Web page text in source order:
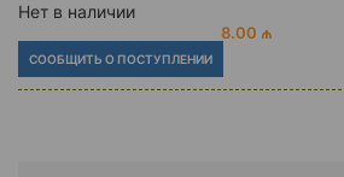
Нет в наличии
8.00 ₼
СООБЩИТЬ О ПОСТУПЛЕНИИ